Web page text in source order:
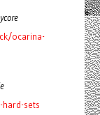
ocarina-
sets